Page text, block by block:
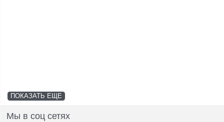
ПОКАЗАТЬ ЕЩЕ
Мы в соц сетях